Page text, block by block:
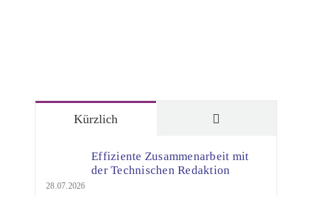
Kürzlich
Effiziente Zusammenarbeit mit
der Technischen Redaktion
28.07.2026